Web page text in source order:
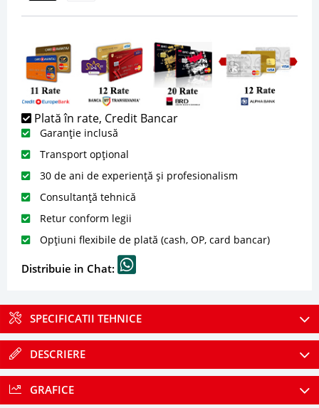
Plată în rate, Credit Bancar
Garanție inclusă
Transport opțional
30 de ani de experiență și profesionalism
Consultanță tehnică
Retur conform legii
Opțiuni flexibile de plată (cash, OP, card bancar)
Distribuie in Chat:
SPECIFICATII TEHNICE
DESCRIERE
GRAFICE